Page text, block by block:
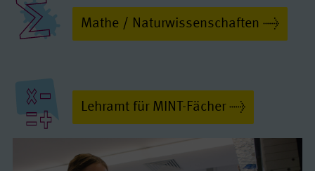
Mathe / Naturwissenschaften
Lehramt für MINT-Fächer